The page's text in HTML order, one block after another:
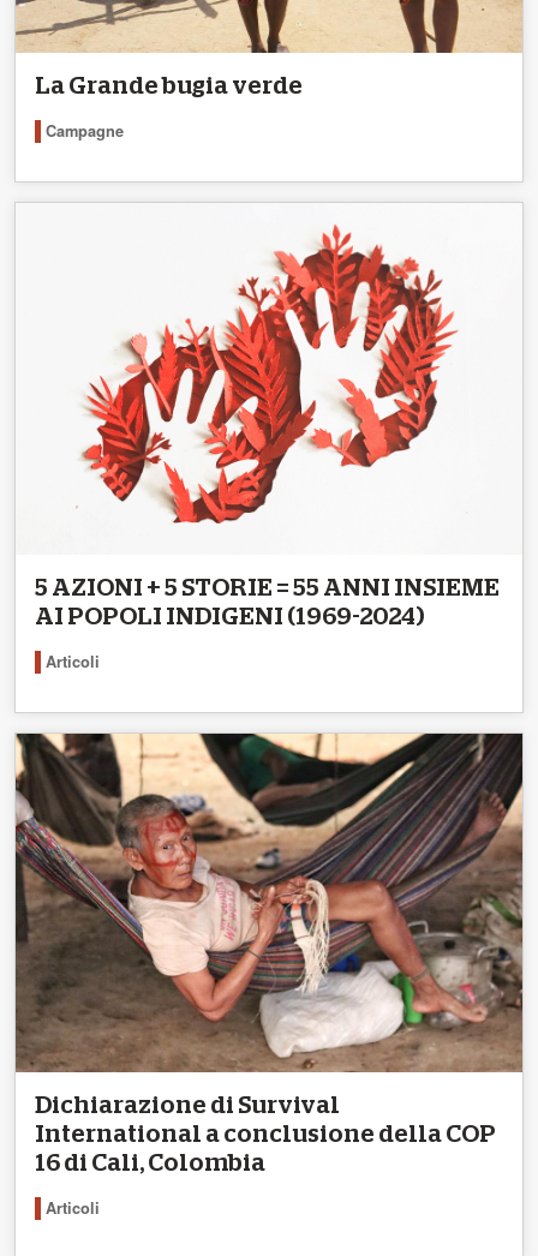
La Grande bugia verde
Campagne
5 AZIONI + 5 STORIE = 55 ANNI INSIEME
AI POPOLI INDIGENI (1969-2024)
Articoli
Dichiarazione di Survival
International a conclusione della COP
16 di Cali, Colombia
Articoli